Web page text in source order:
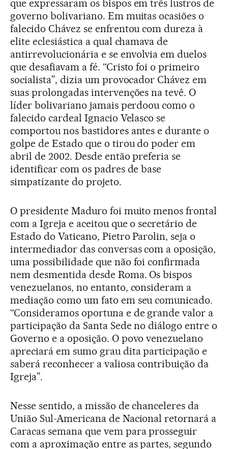
que expressaram os bispos em três lustros de
governo bolivariano. Em muitas ocasiões o
falecido Chávez se enfrentou com dureza à
elite eclesiástica a qual chamava de
antirrevolucionária e se envolvia em duelos
que desafiavam a fé. “Cristo foi o primeiro
socialista”, dizia um provocador Chávez em
suas prolongadas intervenções na tevê. O
líder bolivariano jamais perdoou como o
falecido cardeal Ignacio Velasco se
comportou nos bastidores antes e durante o
golpe de Estado que o tirou do poder em
abril de 2002. Desde então preferia se
identificar com os padres de base
simpatizante do projeto.
O presidente Maduro foi muito menos frontal
com a Igreja e aceitou que o secretário de
Estado do Vaticano, Pietro Parolin, seja o
intermediador das conversas com a oposição,
uma possibilidade que não foi confirmada
nem desmentida desde Roma. Os bispos
venezuelanos, no entanto, consideram a
mediação como um fato em seu comunicado.
“Consideramos oportuna e de grande valor a
participação da Santa Sede no diálogo entre o
Governo e a oposição. O povo venezuelano
apreciará em sumo grau dita participação e
saberá reconhecer a valiosa contribuição da
Igreja”.
Nesse sentido, a missão de chanceleres da
União Sul-Americana de Nacional retornará a
Caracas semana que vem para prosseguir
com a aproximação entre as partes, segundo